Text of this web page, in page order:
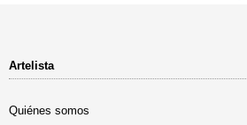
Artelista
Quiénes somos